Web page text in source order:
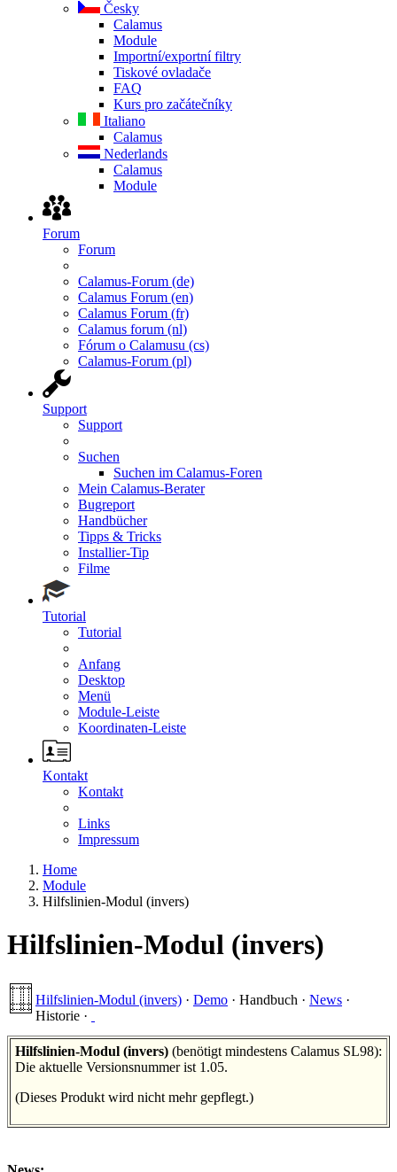
Česky
Calamus
Module
Importní/exportní filtry
Tiskové ovladače
FAQ
Kurs pro začátečníky
Italiano
Calamus
Nederlands
Calamus
Module
Forum
Forum
Calamus-Forum (de)
Calamus Forum (en)
Calamus Forum (fr)
Calamus forum (nl)
Fórum o Calamusu (cs)
Calamus-Forum (pl)
Support
Support
Suchen
Suchen im Calamus-Foren
Mein Calamus-Berater
Bugreport
Handbücher
Tipps & Tricks
Installier-Tip
Filme
Tutorial
Tutorial
Anfang
Desktop
Menü
Module-Leiste
Koordinaten-Leiste
Kontakt
Kontakt
Links
Impressum
Home
Module
Hilfslinien-Modul (invers)
Hilfslinien-Modul (invers)
Hilfslinien-Modul (invers) · Demo · Handbuch · News ·
Historie ·
Hilfslinien-Modul (invers) (benötigt mindestens Calamus SL98):
Die aktuelle Versionsnummer ist 1.05.
(Dieses Produkt wird nicht mehr gepflegt.)